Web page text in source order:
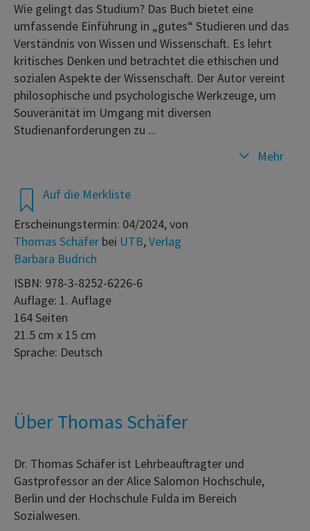
Auf die Merkliste
Erscheinungstermin: 04/2024, von
Thomas Schäfer bei UTB,Verlag
Barbara Budrich
ISBN: 978-3-8252-6226-6
Auflage: 1. Auflage
164 Seiten
21.5 cm x 15 cm
Sprache: Deutsch
Wie gelingt das Studium? Das Buch bietet eine
umfassende Einführung in „gutes“ Studieren und das
Verständnis von Wissen und Wissenschaft. Es lehrt
kritisches Denken und betrachtet die ethischen und
sozialen Aspekte der Wissenschaft. Der Autor vereint
philosophische und psychologische Werkzeuge, um
Souveränität im Umgang mit diversen
Studienanforderungen zu ...
Mehr
Über Thomas Schäfer
Dr. Thomas Schäfer ist Lehrbeauftragter und
Gastprofessor an der Alice Salomon Hochschule,
Berlin und der Hochschule Fulda im Bereich
Sozialwesen.